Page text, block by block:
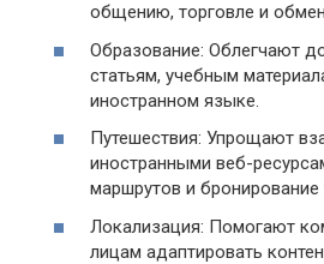
общению, торговле и
Образование: Облегчают
статьям, учебным
иностранном языке.
Путешествия: Упрощают
иностранными веб-
маршрутов и бронирование
Локализация: Помогают
лицам адаптировать